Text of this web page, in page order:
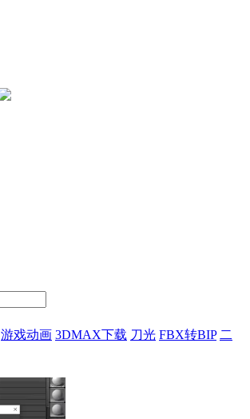
游戏动画 3DMAX下载 刀光 FBX转BIP 二